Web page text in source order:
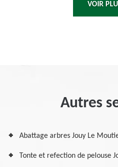
VOIR
Autres
Abattage arbres Jouy Le
Tonte et refection de pelouse